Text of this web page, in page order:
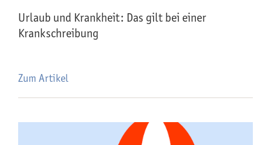
Urlaub und Krankheit: Das gilt bei einer
Krankschreibung
Zum Artikel